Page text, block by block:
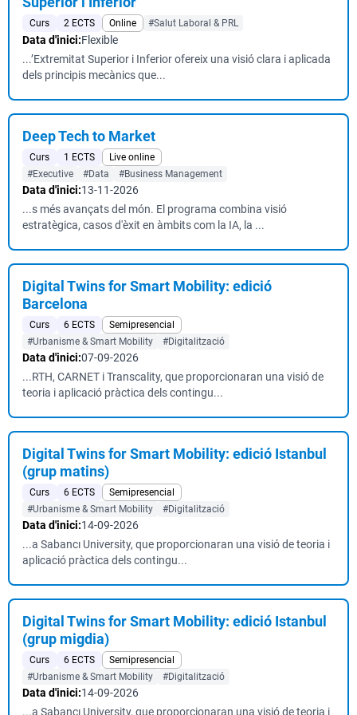
Curs 2 ECTS Online #Salut Laboral & PRL
Data d'inici:Flexible
...’Extremitat Superior i Inferior ofereix una visió clara i aplicada
dels principis mecànics que...
Deep Tech to Market
Curs 1 ECTS
Live online
#Executive
#Data #Business Management
Data d'inici:13-11-2026
...s més avançats del món. El programa combina visió
estratègica, casos d'èxit en àmbits com la IA, la ...
Digital Twins for Smart Mobility: edició
Barcelona
Curs 6 ECTS
Semipresencial
#Urbanisme & Smart Mobility
#Digitalització
Data d'inici:07-09-2026
...RTH, CARNET i Transcality, que proporcionaran una visió de
teoria i aplicació pràctica dels contingu...
Digital Twins for Smart Mobility: edició Istanbul
(grup matins)
Curs 6 ECTS
Semipresencial
#Urbanisme & Smart Mobility
#Digitalització
Data d'inici:14-09-2026
...a Sabancı University, que proporcionaran una visió de teoria i
aplicació pràctica dels contingu...
Digital Twins for Smart Mobility: edició Istanbul
(grup migdia)
Curs 6 ECTS
Semipresencial
#Urbanisme & Smart Mobility
#Digitalització
Data d'inici:14-09-2026
...a Sabancı University, que proporcionaran una visió de teoria i